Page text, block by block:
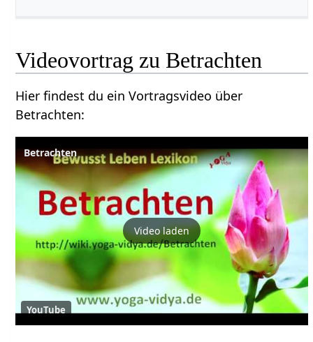
Hier findest du ein Vortragsvideo über
Betrachten‏‎:
Betrachten
Video laden
YouTube